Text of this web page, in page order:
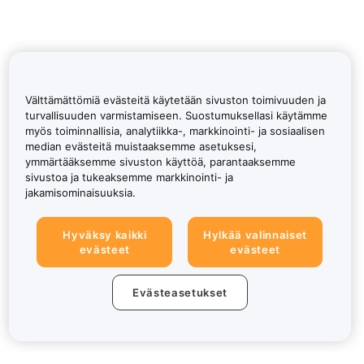
Välttämättömiä evästeitä käytetään sivuston toimivuuden ja
turvallisuuden varmistamiseen. Suostumuksellasi käytämme
myös toiminnallisia, analytiikka-, markkinointi- ja sosiaalisen
median evästeitä muistaaksemme asetuksesi,
ymmärtääksemme sivuston käyttöä, parantaaksemme
sivustoa ja tukeaksemme markkinointi- ja
jakamisominaisuuksia.
Hyväksy kaikki
evästeet
Hylkää valinnaiset
evästeet
Evästeasetukset